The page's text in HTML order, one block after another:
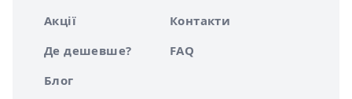
Акції
Де дешевше?
Блог
Контакти
FAQ